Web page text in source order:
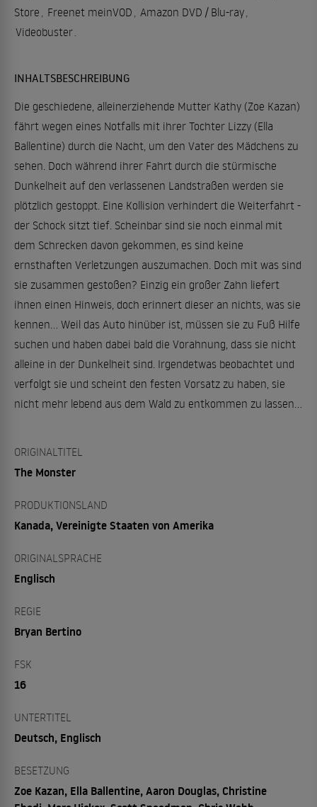
Store , Freenet meinVOD , Amazon DVD / Blu-ray,
Videobuster.
INHALTSBESCHREIBUNG
Die geschiedene, alleinerziehende Mutter Kathy (Zoe Kazan)
fährt wegen eines Notfalls mit ihrer Tochter Lizzy (Ella
Ballentine) durch die Nacht, um den Vater des Mädchens zu
sehen. Doch während ihrer Fahrt durch die stürmische
Dunkelheit auf den verlassenen Landstraßen werden sie
plötzlich gestoppt. Eine Kollision verhindert die Weiterfahrt -
der Schock sitzt tief. Scheinbar sind sie noch einmal mit
dem Schrecken davon gekommen, es sind keine
ernsthaften Verletzungen auszumachen. Doch mit was sind
sie zusammen gestoßen? Einzig ein großer Zahn liefert
ihnen einen Hinweis, doch erinnert dieser an nichts, was sie
kennen... Weil das Auto hinüber ist, müssen sie zu Fuß Hilfe
suchen und haben dabei bald die Vorahnung, dass sie nicht
alleine in der Dunkelheit sind. Irgendetwas beobachtet und
verfolgt sie und scheint den festen Vorsatz zu haben, sie
nicht mehr lebend aus dem Wald zu entkommen zu lassen...
ORIGINALTITEL
The Monster
PRODUKTIONSLAND
Kanada, Vereinigte Staaten von Amerika
ORIGINALSPRACHE
Englisch
REGIE
Bryan Bertino
FSK
16
UNTERTITEL
Deutsch, Englisch
BESETZUNG
Zoe Kazan, Ella Ballentine, Aaron Douglas, Christine